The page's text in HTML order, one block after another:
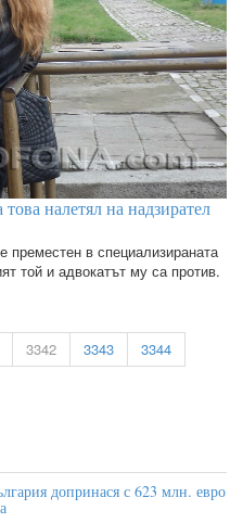
налетял на надзирател
преместен в специализираната
той и адвокатът му са против.
3342 3343
3344
допринася с 623 млн. евро